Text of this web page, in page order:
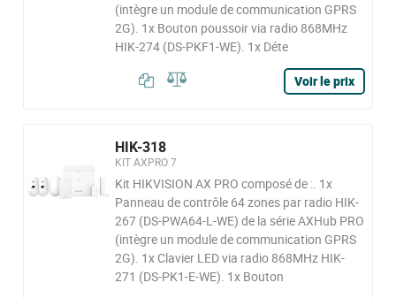
(intègre un module de communication GPRS
2G). 1x Bouton poussoir via radio 868MHz
HIK-274 (DS-PKF1-WE). 1x Déte
Voir le prix
HIK-318
KIT AXPRO 7
Kit HIKVISION AX PRO composé de :. 1x
Panneau de contrôle 64 zones par radio HIK-
267 (DS-PWA64-L-WE) de la série AXHub PRO
(intègre un module de communication GPRS
2G). 1x Clavier LED via radio 868MHz HIK-
271 (DS-PK1-E-WE). 1x Bouton